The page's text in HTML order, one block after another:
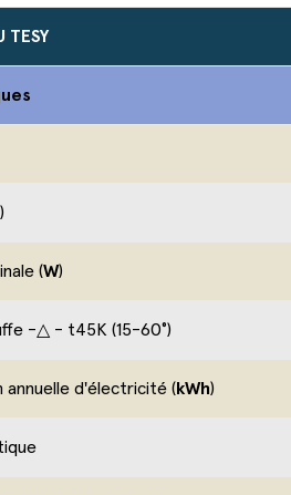
TESY
)
(W)
-△ - t45K (15-60°)
annuelle d'électricité (kWh)